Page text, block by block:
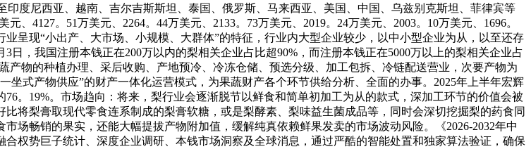
度尼西亚、越南、吉尔吉斯斯坦、泰国、俄罗斯、马来西亚、美国、中国、乌兹别克斯坦、菲律宾等
、4127。51万美元、2264。44万美元、2133。73万美元、2019。24万美元、2003。10万美元、1696。
呈现“小出产、大市场、小规模、大群体”的特征，行业内大型企业较少，以中小型企业为从，以至还存
，我国注册本钱正在200万以内的梨相关企业占比超90%，而注册本钱正在5000万以上的梨相关企业占
物的种植办理、采后收购、产地预冷、冷冻仓储、预选分级、加工包拆、冷链配送营业，次要产物为
式产物供应”的财产一体化运营模式，为果蔬财产各个环节供给分析、全面的办事。2025年上半年宏辉
。19%。市场趋向：将来，梨行业会逐渐脱节以鲜食和简单初加工为从的款式，深加工环节的价值会被
将梨膏取现代零食连系制成的梨膏软糖，或是梨酵素、梨味益生菌成品等，同时会深切挖掘梨的药食同
场畅销的果实，还能大幅提拔产物附加值，缓解纯真依赖鲜果发卖的市场波动风险。《2026-2032年中
权势巨子统计、深度企业调研、本钱市场洞察及全球消息，通过严酷的智能处置和独家算法验证，确保